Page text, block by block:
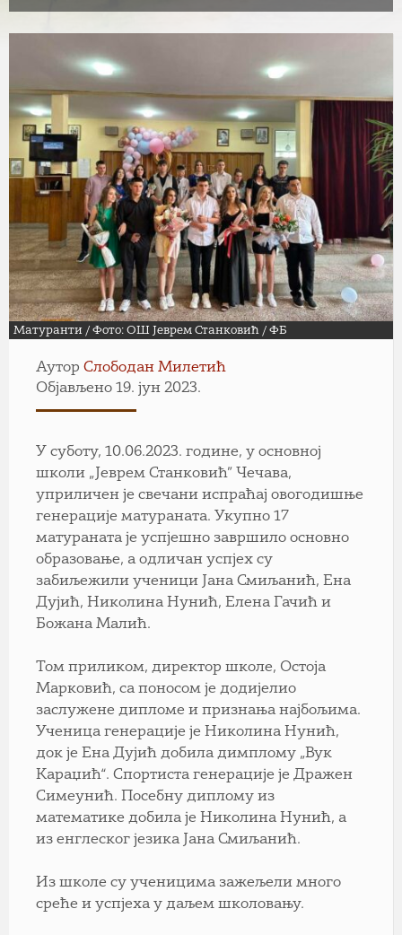
Матуранти / Фото: ОШ Јеврем Станковић / ФБ
Аутор Слободан Милетић
Објављено 19. јун 2023.
У суботу, 10.06.2023. године, у основној
школи „Јеврем Станковић” Чечава,
уприличен је свечани испраћај овогодишње
генерације матураната. Укупно 17
матураната је успјешно завршило основно
образовање, а одличан успјех су
забиљежили ученици Јана Смиљанић, Ена
Дујић, Николина Нунић, Елена Гачић и
Божана Малић.
Том приликом, директор школе, Остоја
Марковић, са поносом је додијелио
заслужене дипломе и признања најбољима.
Ученица генерације је Николина Нунић,
док је Ена Дујић добила димплому „Вук
Караџић“. Спортиста генерације је Дражен
Симеунић. Посебну диплому из
математике добила је Николина Нунић, а
из енглеског језика Јана Смиљанић.
Из школе су ученицима зажељели много
среће и успјеха у даљем школовању.